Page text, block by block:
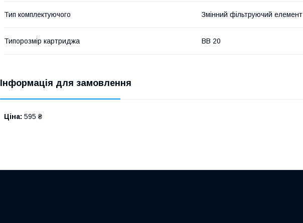
Тип комплектуючого Змінний фільтруючий елемент
Типорозмір картриджа ВВ 20
Інформація для замовлення
Ціна: 595 ₴